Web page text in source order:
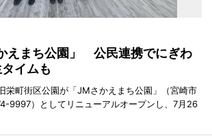
えまち公園」 公民連携でにぎわ
イムも
栄町街区公園が「JMさかえまち公園」（宮崎市
9997）としてリニューアルオープンし、7月26